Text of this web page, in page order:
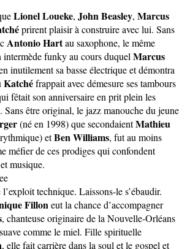
Lionel Loueke, John Beasley, Marcus
prirent plaisir à construire avec lui. Sans
Antonio Hartau saxophone, le même
intermède funky au cours duquel Marcus
inutilement sa basse électrique et démontra
Katchéfrappait avec démesure ses tambours
fêtait son anniversaire en prit plein les
Sans être original, le jazz manouche du jeune
(né en 1998) que secondaientMathieu
etBen Williams, fut au moins
méfier de ces prodiges qui confondent
musique.
technique. Laissons-le s’ébaudir.
Filloneut la chance d’accompagner
, chanteuse originaire de la Nouvelle-Orléans
comme le miel. Fille spirituelle
, elle fait carrière dans la soul et le gospel et